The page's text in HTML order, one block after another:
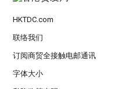
HKTDC.com
联络我们
订阅商贸全接触电邮通讯
字体大小